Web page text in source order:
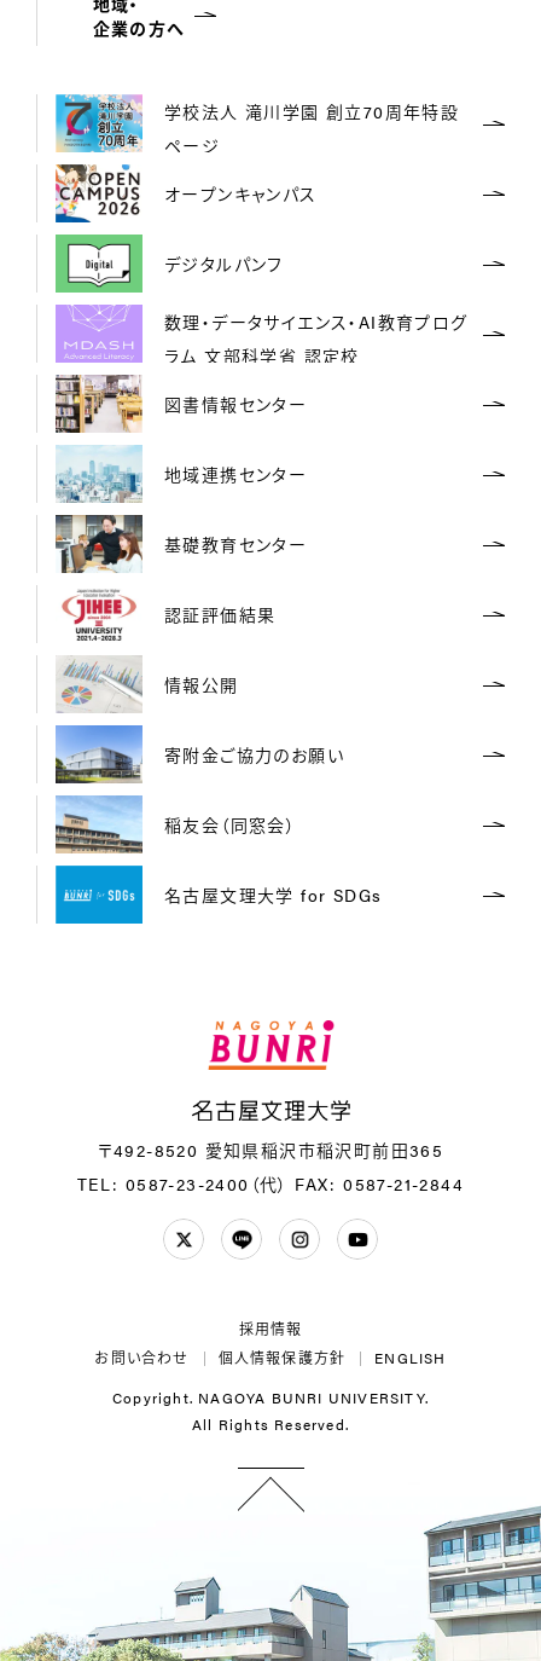
企業の方へ
学校法人 滝川学園 創立70周年特設
ページ
オープンキャンパス
デジタルパンフ
数理・データサイエンス・AI教育プログ
ラム 文部科学省 認定校
図書情報センター
地域連携センター
基礎教育センター
認証評価結果
情報公開
寄附金ご協力のお願い
稲友会（同窓会）
名古屋文理大学 for SDGs
〒492-8520 愛知県稲沢市稲沢町前田365
TEL: 0587-23-2400（代） FAX: 0587-21-2844
ENGLISH
個人情報保護方針
お問い合わせ
採用情報
Copyright. NAGOYA BUNRI UNIVERSITY.
All Rights Reserved.